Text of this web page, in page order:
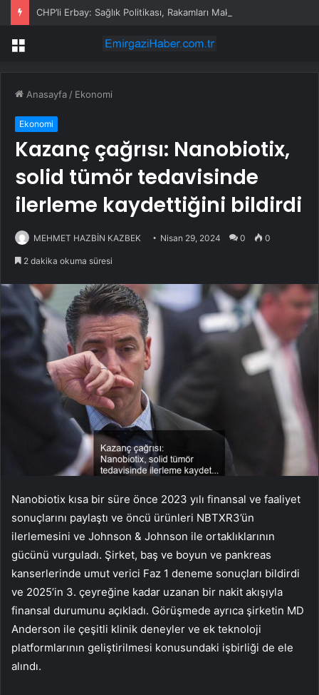
Menü
Anasayfa / Ekonomi
Ekonomi
Kazanç çağrısı: Nanobiotix,
solid tümör tedavisinde
ilerleme kaydettiğini bildirdi
MEHMET HAZBİN KAZBEK Nisan 29, 2024 0 0
2 dakika okuma süresi
Nanobiotix kısa bir süre önce 2023 yılı finansal ve faaliyet
sonuçlarını paylaştı ve öncü ürünleri NBTXR3’ün
ilerlemesini ve Johnson & Johnson ile ortaklıklarının
gücünü vurguladı. Şirket, baş ve boyun ve pankreas
kanserlerinde umut verici Faz 1 deneme sonuçları bildirdi
ve 2025’in 3. çeyreğine kadar uzanan bir nakit akışıyla
finansal durumunu açıkladı. Görüşmede ayrıca şirketin MD
Anderson ile çeşitli klinik deneyler ve ek teknoloji
platformlarının geliştirilmesi konusundaki işbirliği de ele
alındı.